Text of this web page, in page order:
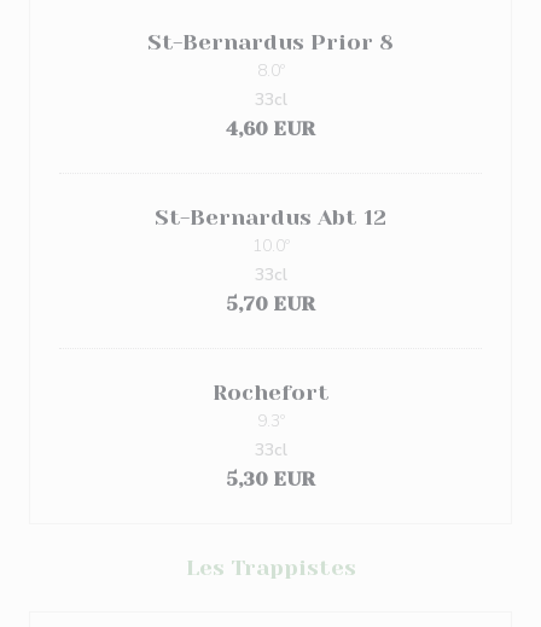
St-Bernardus Prior 8
8.0º
4,60 EUR
33cl
St-Bernardus Abt 12
10.0º
5,70 EUR
33cl
Rochefort
9.3º
5,30 EUR
33cl
Les Trappistes